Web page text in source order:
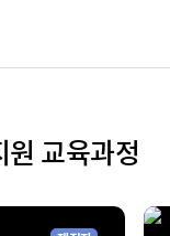
원 교육과정